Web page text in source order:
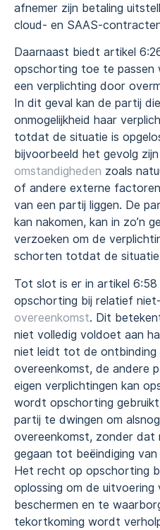
afnemer zijn betaling
cloud- en SAAS-
Daarnaast biedt artikel
opschorting toe te passen
een verplichting door
In dit geval kan de partij
onmogelijkheid haar
totdat de situatie is
bijvoorbeeld het gevolg
omstandigheden zoals
of andere externe
van een partij liggen. De
kan nakomen, kan in zo’n
verzoeken om de
schorten totdat de
Tot slot is er in artikel 6:58
opschorting bij relatief
overeenkomst. Dit
niet volledig voldoet aan
niet leidt tot de ontbinding
overeenkomst, de andere
eigen verplichtingen kan
wordt opschorting gebruikt
partij te dwingen om
overeenkomst, zonder
gegaan tot beëindiging
Het recht op opschorting
oplossing om de
beschermen en te
tekortkoming wordt